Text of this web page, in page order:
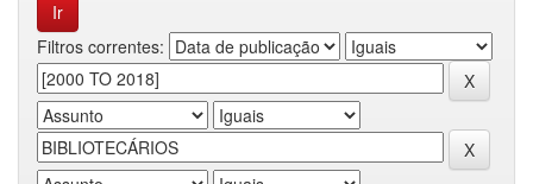
Filtros correntes: